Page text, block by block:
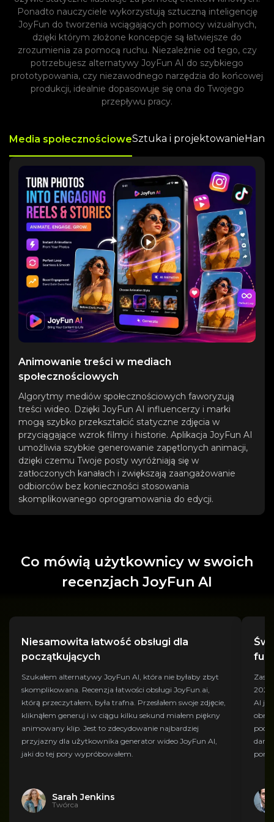
Ponadto nauczyciele wykorzystują sztuczną inteligencję
JoyFun do tworzenia wciągających pomocy wizualnych,
dzięki którym złożone koncepcje są łatwiejsze do
zrozumienia za pomocą ruchu. Niezależnie od tego, czy
potrzebujesz alternatywy JoyFun AI do szybkiego
prototypowania, czy niezawodnego narzędzia do końcowej
produkcji, idealnie dopasowuje się ona do Twojego
przepływu pracy.
Media społecznościoweSztuka i projektowanie
Animowanie treści w mediach
społecznościowych
Algorytmy mediów społecznościowych faworyzują
treści wideo. Dzięki JoyFun AI influencerzy i marki
mogą szybko przekształcić statyczne zdjęcia w
przyciągające wzrok filmy i historie. Aplikacja JoyFun AI
umożliwia szybkie generowanie zapętlonych animacji,
dzięki czemu Twoje posty wyróżniają się w
zatłoczonych kanałach i zwiększają zaangażowanie
odbiorców bez konieczności stosowania
skomplikowanego oprogramowania do edycji.
Co mówią użytkownicy w swoich
recenzjach JoyFun AI
Niesamowita łatwość obsługi dla
początkujących
Szukałem alternatywy JoyFun AI, która nie byłaby zbyt
skomplikowana. Recenzja łatwości obsługi JoyFun.ai,
którą przeczytałem, była trafna. Przesłałem swoje zdjęcie,
kliknąłem generuj i w ciągu kilku sekund miałem piękny
animowany klip. Jest to zdecydowanie najbardziej
przyjazny dla użytkownika generator wideo JoyFun AI,
jaki do tej pory wypróbowałem.
Sarah Jenkins
Twórca
2026
AI